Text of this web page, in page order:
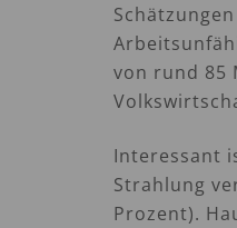
von rund 85
Interessant
Strahlung
Prozent).